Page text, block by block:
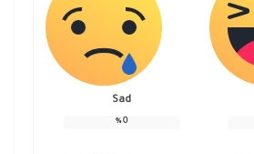
Sad
0
%